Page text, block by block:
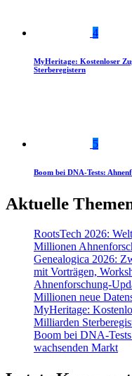
4
MyHeritage: Kostenloser
Sterberegistern
5
Boom bei DNA-Tests:
Aktuelle
RootsTech 2026:
Millionen
Genealogica 2026:
mit Vorträgen,
Ahnenforschung-
Millionen neue
MyHeritage:
Milliarden
Boom bei DNA-
wachsenden Markt